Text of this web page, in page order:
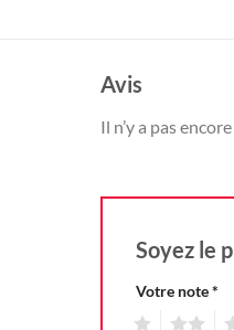
Avis
Il n’y a pas encore
Soyez le
Votre note*